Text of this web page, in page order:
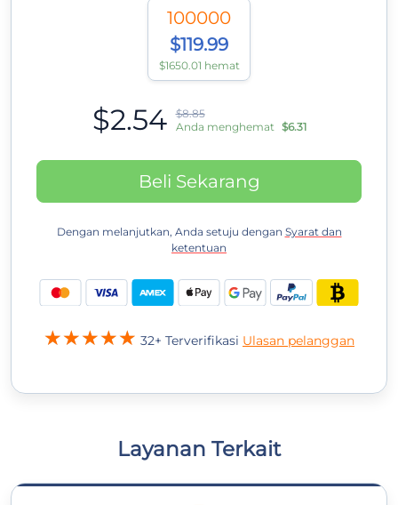
100000
$119.99
$1650.01 hemat
$2.54
$8.85
Anda menghemat $6.31
Beli Sekarang
Dengan melanjutkan, Anda setuju dengan Syarat dan
ketentuan
32+ Terverifikasi Ulasan pelanggan
Layanan Terkait